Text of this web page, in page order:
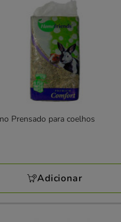
Prensado para coelhos
Adicionar